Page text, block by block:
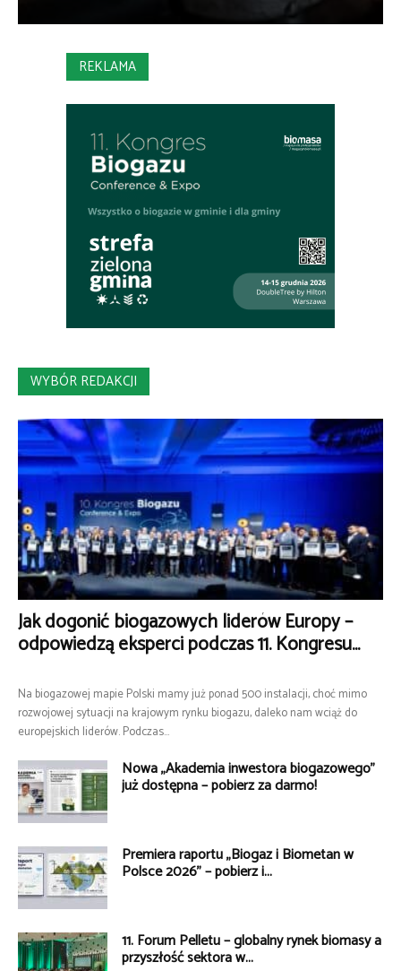
REKLAMA
WYBÓR REDAKCJI
Jak dogonić biogazowych liderów Europy –
odpowiedzą eksperci podczas 11. Kongresu...
Na biogazowej mapie Polski mamy już ponad 500 instalacji, choć mimo
rozwojowej sytuacji na krajowym rynku biogazu, daleko nam wciąż do
europejskich liderów. Podczas...
Nowa „Akademia inwestora biogazowego”
już dostępna – pobierz za darmo!
Premiera raportu „Biogaz i Biometan w
Polsce 2026” – pobierz i...
11. Forum Pelletu – globalny rynek biomasy a
przyszłość sektora w...